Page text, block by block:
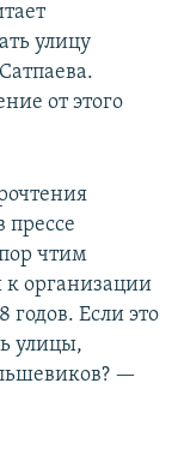
улицу
от этого
прессе
чтим
организации
годов. Если это
улицы,
—